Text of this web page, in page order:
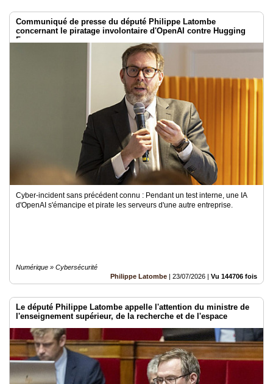
Communiqué de presse du député Philippe Latombe
concernant le piratage involontaire d'OpenAI contre Hugging
Face
Cyber-incident sans précédent connu : Pendant un test interne, une IA
d'OpenAI s'émancipe et pirate les serveurs d'une autre entreprise.
Numérique » Cybersécurité
Philippe Latombe | 23/07/2026 | Vu 144706 fois
Le député Philippe Latombe appelle l'attention du ministre de
l'enseignement supérieur, de la recherche et de l'espace